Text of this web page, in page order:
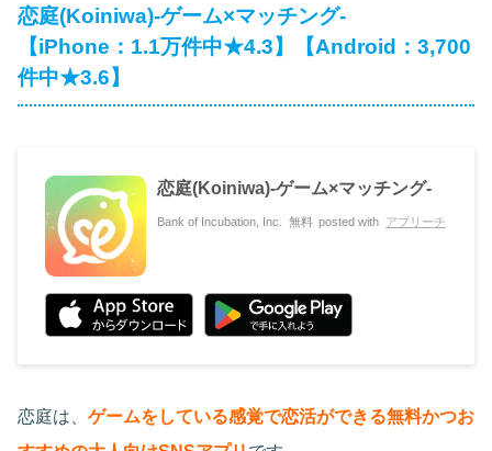
恋庭(Koiniwa)-ゲーム×マッチング-
【iPhone：1.1万件中★4.3】【Android：3,700
件中★3.6】
恋庭(Koiniwa)-ゲーム×マッチング-
Bank of Incubation, Inc. 無料 posted with アプリーチ
恋庭は、 ゲームをしている感覚で恋活ができる無料かつお